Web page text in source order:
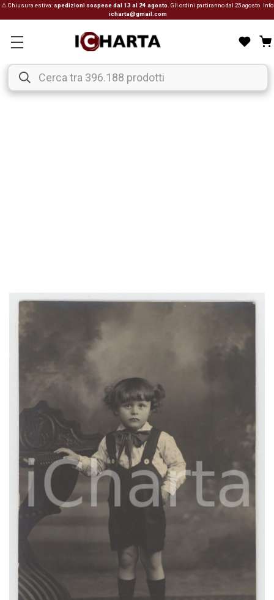
⚠ Chiusura estiva: spedizioni sospese dal 13 al 24 agosto . Gli ordini partiranno dal 25 agosto. Info:
icharta@gmail.com